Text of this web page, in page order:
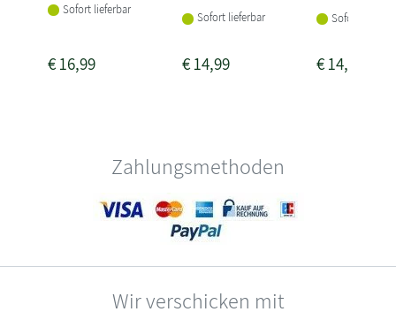
Sofort lieferbar
€16,99
Sofort lieferbar
€14,99
Sofort
€14,99
Zahlungsmethoden
Wir verschicken mit